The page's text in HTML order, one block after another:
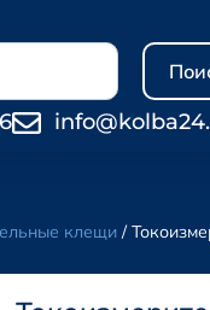
клещи /